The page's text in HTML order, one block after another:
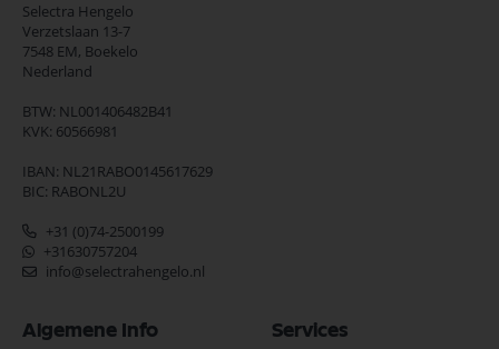
Selectra Hengelo
Verzetslaan 13-7
7548 EM, Boekelo
Nederland
BTW: NL001406482B41
KVK: 60566981
IBAN: NL21RABO0145617629
BIC: RABONL2U
+31 (0)74-2500199
+31630757204
info@selectrahengelo.nl
Algemene Info Services